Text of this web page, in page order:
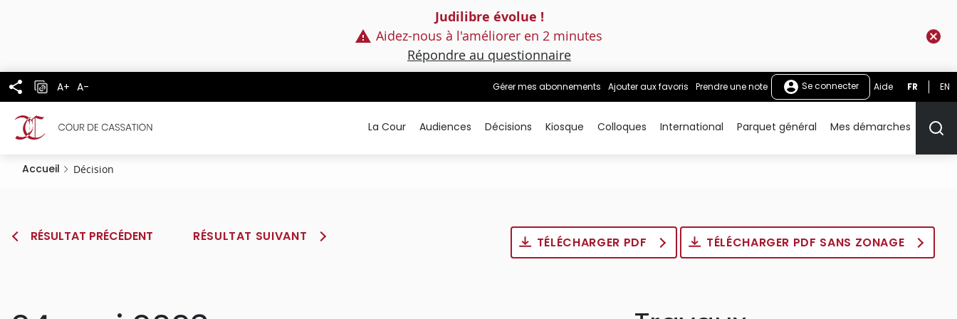
Judilibre évolue !
Aidez-nous à l'améliorer en 2 minutes
Répondre au questionnaire
A+ A- Gérer mes abonnements Ajouter aux favoris Prendre une note Se connecter Aide FR EN
La Cour Audiences Décisions Kiosque Colloques International Parquet général Mes démarches
Accueil Décision
TÉLÉCHARGER PDF TÉLÉCHARGER PDF SANS ZONAGE
RÉSULTAT PRÉCÉDENT RÉSULTAT SUIVANT